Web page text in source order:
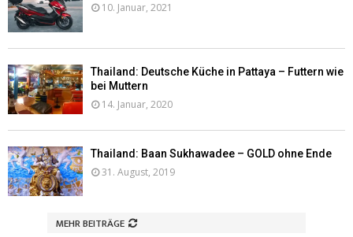
10. Januar, 2021
Thailand: Deutsche Küche in Pattaya – Futtern wie
bei Muttern
14. Januar, 2020
Thailand: Baan Sukhawadee – GOLD ohne Ende
31. August, 2019
MEHR BEITRÄGE